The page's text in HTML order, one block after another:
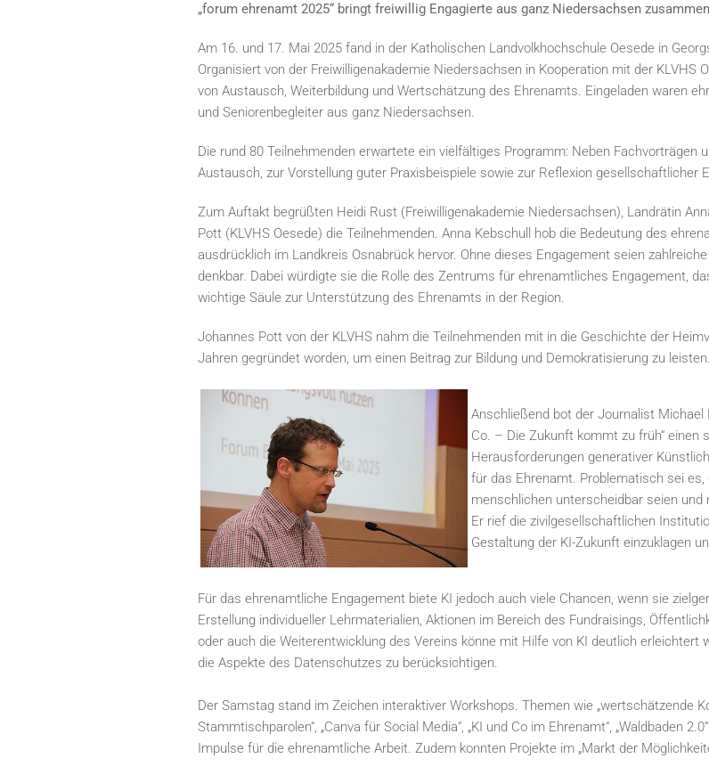
„forum ehrenamt 2025“ bringt freiwillig Engagierte aus ganz Niedersachsen zusammen
Am 16. und 17. Mai 2025 fand in der Katholischen Landvolkhochschule Oesede in
Organisiert von der Freiwilligenakademie Niedersachsen in Kooperation mit der KLVHS
von Austausch, Weiterbildung und Wertschätzung des Ehrenamts. Eingeladen waren
und Seniorenbegleiter aus ganz Niedersachsen.
Die rund 80 Teilnehmenden erwartete ein vielfältiges Programm: Neben Fachvorträgen
Austausch, zur Vorstellung guter Praxisbeispiele sowie zur Reflexion gesellschaftlicher
Zum Auftakt begrüßten Heidi Rust (Freiwilligenakademie Niedersachsen), Landrätin
Pott (KLVHS Oesede) die Teilnehmenden. Anna Kebschull hob die Bedeutung des
ausdrücklich im Landkreis Osnabrück hervor. Ohne dieses Engagement seien
denkbar. Dabei würdigte sie die Rolle des Zentrums für ehrenamtliches Engagement,
wichtige Säule zur Unterstützung des Ehrenamts in der Region.
Johannes Pott von der KLVHS nahm die Teilnehmenden mit in die Geschichte der
Jahren gegründet worden, um einen Beitrag zur Bildung und Demokratisierung zu
Anschließend bot der Journalist Michael
Co. – Die Zukunft kommt zu früh“ einen
Herausforderungen generativer
für das Ehrenamt. Problematisch sei
menschlichen unterscheidbar seien
Er rief die zivilgesellschaftlichen
Gestaltung der KI-Zukunft einzuklagen
Für das ehrenamtliche Engagement biete KI jedoch auch viele Chancen, wenn sie
Erstellung individueller Lehrmaterialien, Aktionen im Bereich des Fundraisings,
oder auch die Weiterentwicklung des Vereins könne mit Hilfe von KI deutlich erleichtert
die Aspekte des Datenschutzes zu berücksichtigen.
Der Samstag stand im Zeichen interaktiver Workshops. Themen wie „wertschätzende
Stammtischparolen“, „Canva für Social Media“, „KI und Co im Ehrenamt“, „Waldbaden
Impulse für die ehrenamtliche Arbeit. Zudem konnten Projekte im „Markt der